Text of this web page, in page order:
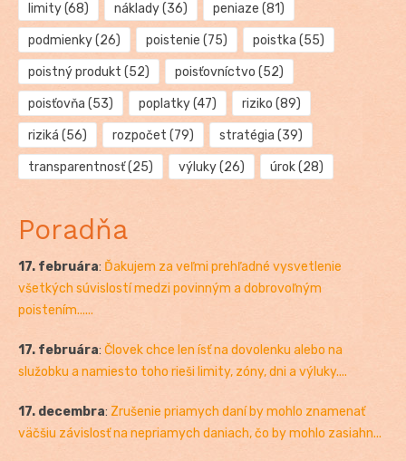
limity(68) náklady(36) peniaze (81)
podmienky(26) poistenie (75) poistka (55)
poistný produkt (52) poisťovníctvo (52)
poisťovňa (53) poplatky(47) riziko (89)
riziká (56) rozpočet (79) stratégia (39)
transparentnosť(25) výluky(26) úrok(28)
Poradňa
17. februára: Ďakujem za veľmi prehľadné vysvetlenie
všetkých súvislostí medzi povinným a dobrovoľným
poistením......
17. februára: Človek chce len ísť na dovolenku alebo na
služobku a namiesto toho rieši limity, zóny, dni a výluky....
17. decembra: Zrušenie priamych daní by mohlo znamenať
väčšiu závislosť na nepriamych daniach, čo by mohlo zasiahn...